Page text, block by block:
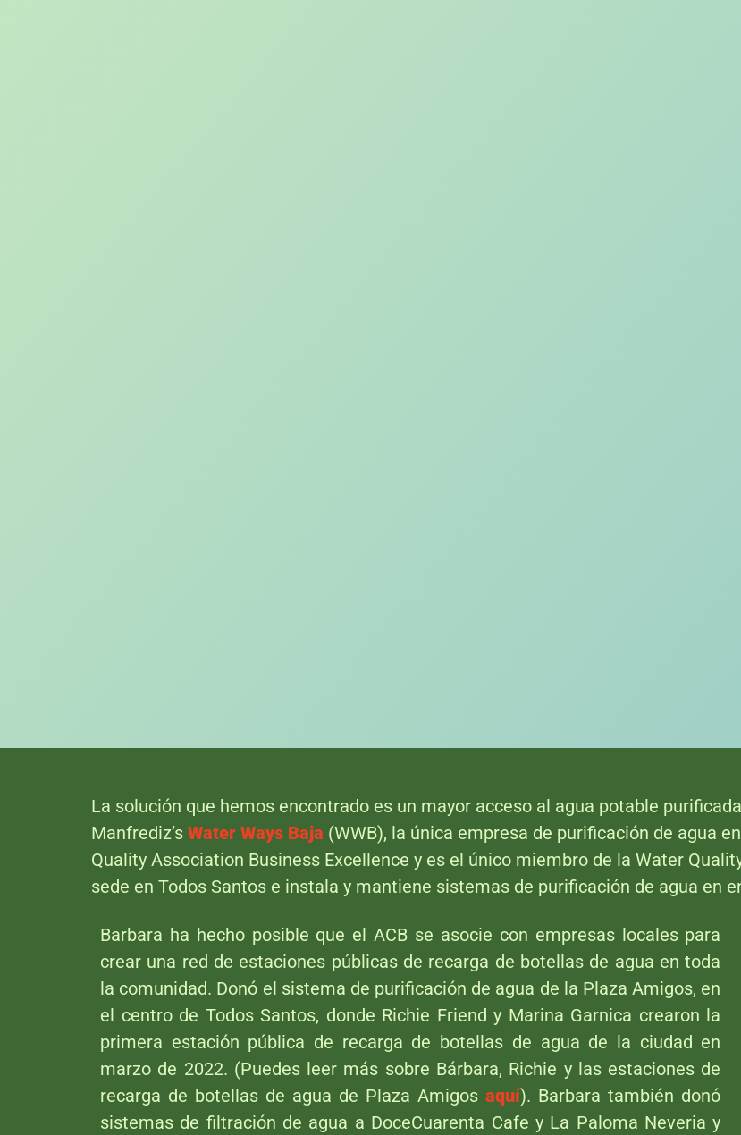
La solución que hemos encontrado es un mayor acceso al agua potable
Manfrediz’s Water Ways Baja (WWB), la única empresa de purificación de agua
Quality Association Business Excellence y es el único miembro de la Water
sede en Todos Santos e instala y mantiene sistemas de purificación de agua en
Barbara ha hecho posible que el ACB se asocie con empresas locales para
crear una red de estaciones públicas de recarga de botellas de agua en toda
la comunidad. Donó el sistema de purificación de agua de la Plaza Amigos, en
el centro de Todos Santos, donde Richie Friend y Marina Garnica crearon la
primera estación pública de recarga de botellas de agua de la ciudad en
marzo de 2022. (Puedes leer más sobre Bárbara, Richie y las estaciones de
recarga de botellas de agua de Plaza Amigosaquí). Barbara también donó
sistemas de filtración de agua a DoceCuarenta Cafe y La Paloma Neveria y